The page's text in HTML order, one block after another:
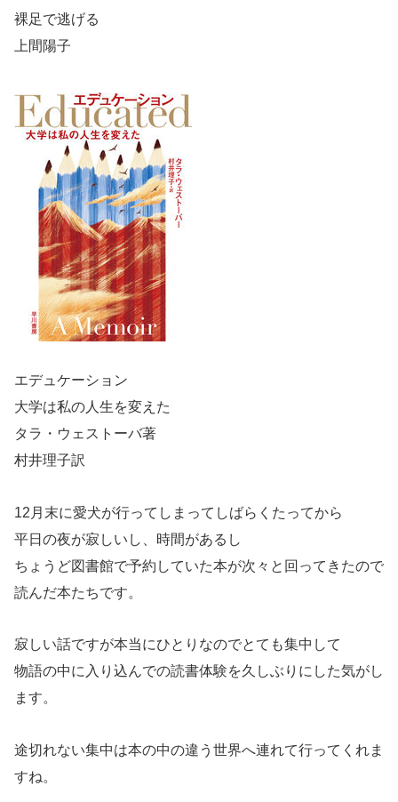
裸足で逃げる
上間陽子
エデュケーション
大学は私の人生を変えた
タラ・ウェストーバ著
村井理子訳
12月末に愛犬が行ってしまってしばらくたってから
平日の夜が寂しいし、時間があるし
ちょうど図書館で予約していた本が次々と回ってきたので
読んだ本たちです。
寂しい話ですが本当にひとりなのでとても集中して
物語の中に入り込んでの読書体験を久しぶりにした気がし
ます。
途切れない集中は本の中の違う世界へ連れて行ってくれま
すね。